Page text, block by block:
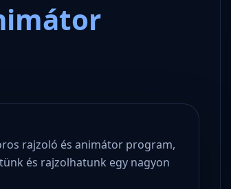
rajzoló és animátor program,
és rajzolhatunk egy nagyon